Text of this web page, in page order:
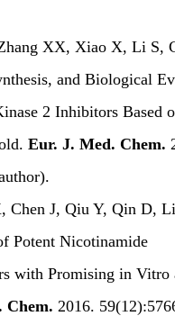
XX, Xiao X, Li S,
and Biological
2 Inhibitors Based
Eur. J. Med. Chem.
J, Qiu Y, Qin D,
Potent Nicotinamide
with Promising in Vitro
Chem. 2016.